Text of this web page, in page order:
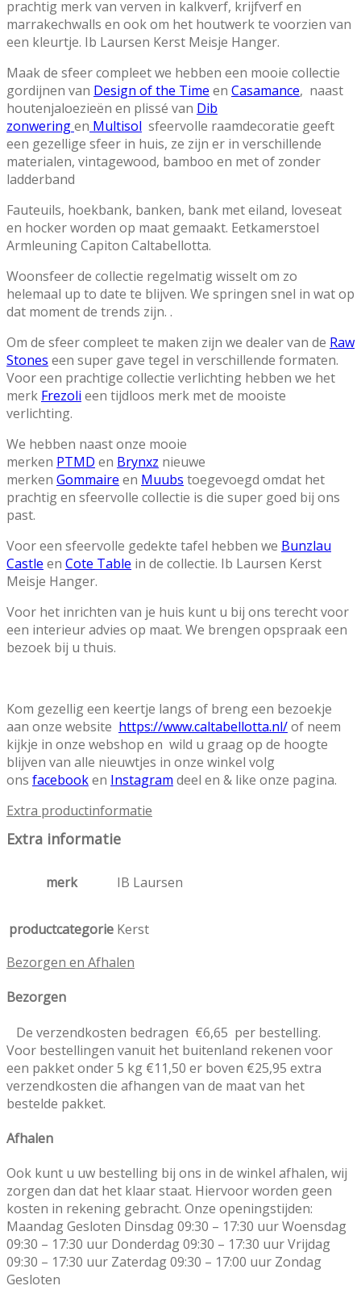
prachtig merk van verven in kalkverf, krijfverf en
marrakechwalls en ook om het houtwerk te voorzien van
een kleurtje. Ib Laursen Kerst Meisje Hanger.
Maak de sfeer compleet we hebben een mooie collectie
gordijnen van Design of the Time en Casamance, naast
houtenjaloezieën en plissé van Dib
zonweringen Multisol sfeervolle raamdecoratie geeft
een gezellige sfeer in huis, ze zijn er in verschillende
materialen, vintagewood, bamboo en met of zonder
ladderband
Fauteuils, hoekbank, banken, bank met eiland, loveseat
en hocker worden op maat gemaakt. Eetkamerstoel
Armleuning Capiton Caltabellotta.
Woonsfeer de collectie regelmatig wisselt om zo
helemaal up to date te blijven. We springen snel in wat op
dat moment de trends zijn. .
Om de sfeer compleet te maken zijn we dealer van de Raw
Stones een super gave tegel in verschillende formaten.
Voor een prachtige collectie verlichting hebben we het
merk Frezoli een tijdloos merk met de mooiste
verlichting.
We hebben naast onze mooie
merken PTMD en Brynxz nieuwe
merken Gommaire en Muubs toegevoegd omdat het
prachtig en sfeervolle collectie is die super goed bij ons
past.
Voor een sfeervolle gedekte tafel hebben we Bunzlau
Castle en Cote Table in de collectie. Ib Laursen Kerst
Meisje Hanger.
Voor het inrichten van je huis kunt u bij ons terecht voor
een interieur advies op maat. We brengen opspraak een
bezoek bij u thuis.
Kom gezellig een keertje langs of breng een bezoekje
aan onze website https://www.caltabellotta.nl/of neem
kijkje in onze webshop en wild u graag op de hoogte
blijven van alle nieuwtjes in onze winkel volg
ons facebooken Instagram deel en & like onze pagina.
Extra productinformatie
Extra informatie
merk IB Laursen
productcategorie Kerst
Bezorgen en Afhalen
Bezorgen
De verzendkosten bedragen €6,65 per bestelling.
Voor bestellingen vanuit het buitenland rekenen voor
een pakket onder 5 kg €11,50 er boven €25,95 extra
verzendkosten die afhangen van de maat van het
bestelde pakket.
Afhalen
Ook kunt u uw bestelling bij ons in de winkel afhalen, wij
zorgen dan dat het klaar staat. Hiervoor worden geen
kosten in rekening gebracht. Onze openingstijden:
Maandag Gesloten Dinsdag 09:30 – 17:30 uur Woensdag
09:30 – 17:30 uur Donderdag 09:30 – 17:30 uur Vrijdag
09:30 – 17:30 uur Zaterdag 09:30 – 17:00 uur Zondag
Gesloten